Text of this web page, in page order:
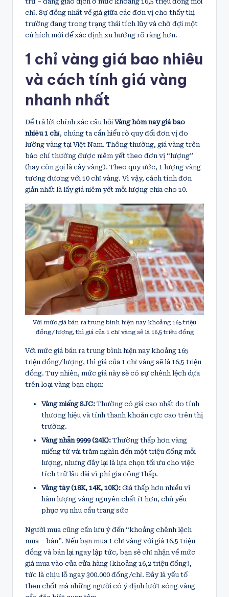
chỉ. Sự đồng nhất về giá giữa các đơn vị cho thấy thị
trường đang trong trạng thái tích lũy và chờ đợi một
cú hích mới để xác định xu hướng rõ ràng hơn.
1 chỉ vàng giá bao nhiêu
và cách tính giá vàng
nhanh nhất
Để trả lời chính xác câu hỏi Vàng hôm nay giá bao
nhiêu 1 chỉ, chúng ta cần hiểu rõ quy đổi đơn vị đo
lường vàng tại Việt Nam. Thông thường, giá vàng trên
báo chí thường được niêm yết theo đơn vị “lượng”
(hay còn gọi là cây vàng). Theo quy ước, 1 lượng vàng
tương đương với 10 chỉ vàng. Vì vậy, cách tính đơn
giản nhất là lấy giá niêm yết mỗi lượng chia cho 10.
Với mức giá bán ra trung bình hiện nay khoảng 165 triệu
đồng/lượng, thì giá của 1 chỉ vàng sẽ là 16,5 triệu đồng
Với mức giá bán ra trung bình hiện nay khoảng 165
triệu đồng/lượng, thì giá của 1 chỉ vàng sẽ là 16,5 triệu
đồng. Tuy nhiên, mức giá này sẽ có sự chênh lệch dựa
trên loại vàng bạn chọn:
Vàng miếng SJC: Thường có giá cao nhất do tính
thương hiệu và tính thanh khoản cực cao trên thị
trường.
Vàng nhẫn 9999 (24K): Thường thấp hơn vàng
miếng từ vài trăm nghìn đến một triệu đồng mỗi
lượng, nhưng đây lại là lựa chọn tối ưu cho việc
tích trữ lâu dài vì phí gia công thấp.
Vàng tây (18K, 14K, 10K): Giá thấp hơn nhiều vì
hàm lượng vàng nguyên chất ít hơn, chủ yếu
phục vụ nhu cầu trang sức
Người mua cũng cần lưu ý đến “khoảng chênh lệch
mua – bán”. Nếu bạn mua 1 chỉ vàng với giá 16,5 triệu
đồng và bán lại ngay lập tức, bạn sẽ chỉ nhận về mức
giá mua vào của cửa hàng (khoảng 16,2 triệu đồng),
tức là chịu lỗ ngay 300.000 đồng/chỉ. Đây là yếu tố
then chốt mà những người có ý định lướt sóng vàng